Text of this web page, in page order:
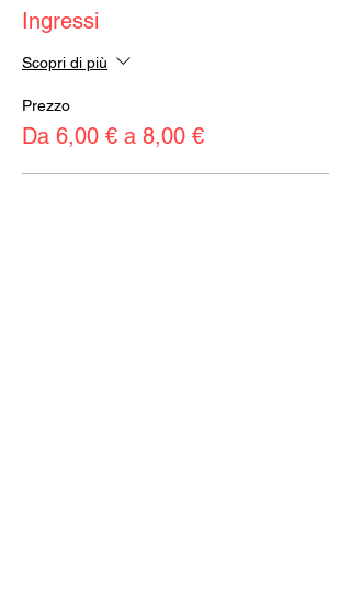
Ingressi
Scopri di più
Prezzo
Da 6,00 € a 8,00 €